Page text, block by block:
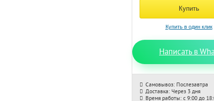
Написать в
Самовывоз: Послезавтра
Доставка: Через 3 дня
Время работы: с 9:00 до